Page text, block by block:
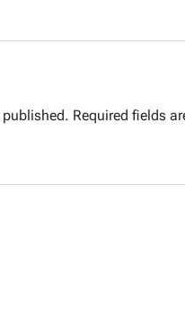
Required fields